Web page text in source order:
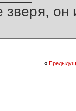
он
«